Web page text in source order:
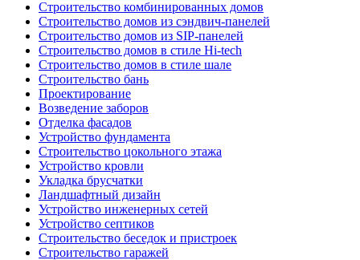
Строительство комбинированных домов
Строительство домов из сэндвич-панелей
Строительство домов из SIP-панелей
Строительство домов в стиле Hi-tech
Строительство домов в стиле шале
Строительство бань
Проектирование
Возведение заборов
Отделка фасадов
Устройство фундамента
Строительство цокольного этажа
Устройство кровли
Укладка брусчатки
Ландшафтный дизайн
Устройство инженерных сетей
Устройство септиков
Строительство беседок и пристроек
Строительство гаражей